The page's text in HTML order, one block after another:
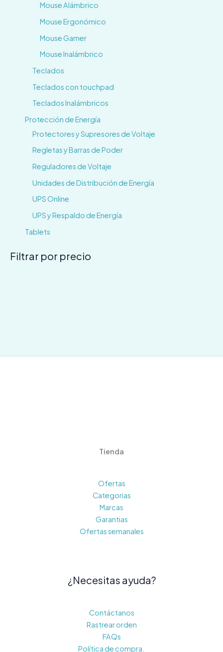
Mouse Alámbrico
Mouse Ergonómico
Mouse Gamer
Mouse Inalámbrico
Teclados
Teclados con touchpad
Teclados Inalámbricos
Protección de Energía
Protectores y Supresores de Voltaje
Regletas y Barras de Poder
Reguladores de Voltaje
Unidades de Distribución de Energía
UPS Online
UPS y Respaldo de Energía
Tablets
Filtrar por precio
Tienda
Ofertas
Categorias
Marcas
Garantias
Ofertas semanales
¿Necesitas ayuda?
Contáctanos
Rastrear orden
FAQs
Política de compra.